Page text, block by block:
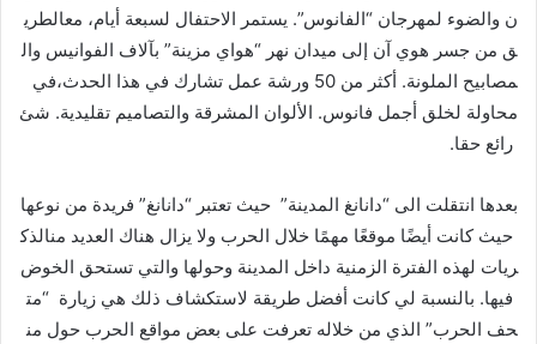
ن والضوء لمهرجان “الفانوس”. يستمر الاحتفال لسبعة أيام، معالطري
ق من جسر هوي آن إلى ميدان نهر “هواي مزينة” بآلاف الفوانيس وال
مصابيح الملونة. أكثر من 50 ورشة عمل تشارك في هذا الحدث،في
محاولة لخلق أجمل فانوس. الألوان المشرقة والتصاميم تقليدية. شئ
رائع حقا.
بعدها انتقلت الى “دانانغ المدينة” حيث تعتبر “دانانغ” فريدة من نوعها
حيث كانت أيضًا موقعًا مهمًا خلال الحرب ولا يزال هناك العديد منالذك
ريات لهذه الفترة الزمنية داخل المدينة وحولها والتي تستحق الخوض
فيها. بالنسبة لي كانت أفضل طريقة لاستكشاف ذلك هي زيارة “مت
حف الحرب” الذي من خلاله تعرفت على بعض مواقع الحرب حول من